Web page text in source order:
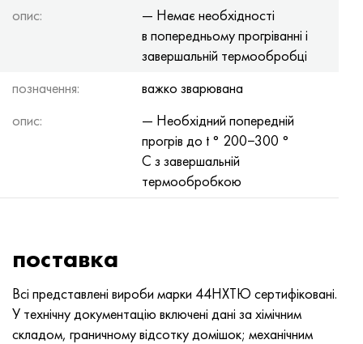
опис:
— Немає необхідності
в попередньому прогріванні і
завершальній термообробці
позначення:
важко зварювана
опис:
— Необхідний попередній
прогрів до t ° 200−300 °
С з завершальній
термообробкою
поставка
Всі представлені вироби марки 44НХТЮ сертифіковані.
У технічну документацію включені дані за хімічним
складом, граничному відсотку домішок; механічним